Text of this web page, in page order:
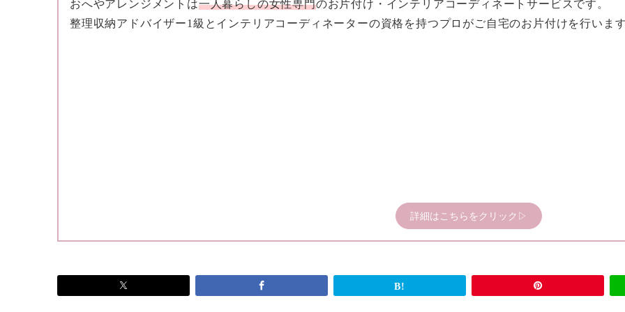
おへやアレンジメントは一人暮らしの女性専門のお片付け・インテリアコーディネートサービスです。
整理収納アドバイザー1級とインテリアコーディネーターの資格を持つプロがご自宅のお片付けを行いま
詳細はこちらをクリック▷